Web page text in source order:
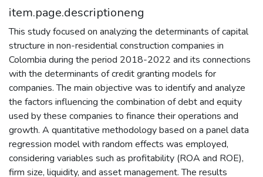
item.page.descriptioneng
This study focused on analyzing the determinants of capital
structure in non-residential construction companies in
Colombia during the period 2018-2022 and its connections
with the determinants of credit granting models for
companies. The main objective was to identify and analyze
the factors influencing the combination of debt and equity
used by these companies to finance their operations and
growth. A quantitative methodology based on a panel data
regression model with random effects was employed,
considering variables such as profitability (ROA and ROE),
firm size, liquidity, and asset management. The results